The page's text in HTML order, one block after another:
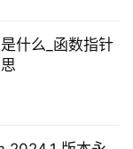
什么_函数指针